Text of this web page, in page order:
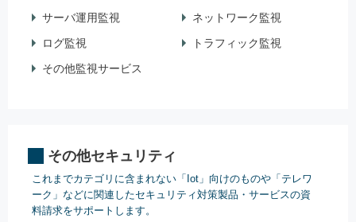
サーバ運用監視
ネットワーク監視
ログ監視
トラフィック監視
その他監視サービス
その他セキュリティ
これまでカテゴリに含まれない「Iot」向けのものや「テレワ
ーク」などに関連したセキュリティ対策製品・サービスの資
料請求をサポートします。